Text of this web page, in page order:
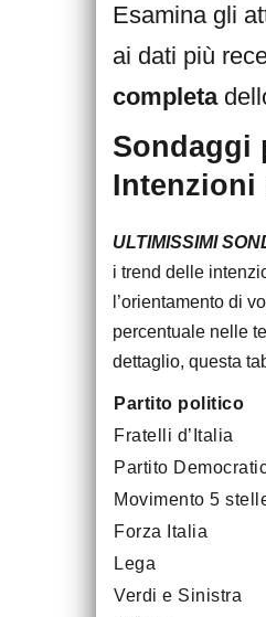
Esamina gli
ai dati più
completa
Sondaggi
Intenzioni
ULTIMISSIMI
i trend delle
l’orientamento di
percentuale nelle
dettaglio, questa
Partito politico
Fratelli d’Italia
Partito
Movimento 5
Forza Italia
Lega
Verdi e Sinistra